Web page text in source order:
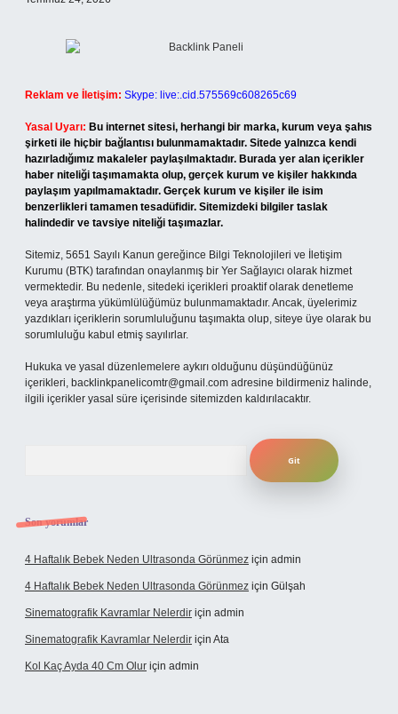
Reklam ve İletişim: Skype: live:.cid.575569c608265c69
Yasal Uyarı: Bu internet sitesi, herhangi bir marka, kurum veya şahıs
şirketi ile hiçbir bağlantısı bulunmamaktadır. Sitede yalnızca kendi
hazırladığımız makaleler paylaşılmaktadır. Burada yer alan içerikler
haber niteliği taşımamakta olup, gerçek kurum ve kişiler hakkında
paylaşım yapılmamaktadır. Gerçek kurum ve kişiler ile isim
benzerlikleri tamamen tesadüfidir. Sitemizdeki bilgiler taslak
halindedir ve tavsiye niteliği taşımazlar.
Sitemiz, 5651 Sayılı Kanun gereğince Bilgi Teknolojileri ve İletişim
Kurumu (BTK) tarafından onaylanmış bir Yer Sağlayıcı olarak hizmet
vermektedir. Bu nedenle, sitedeki içerikleri proaktif olarak denetleme
veya araştırma yükümlülüğümüz bulunmamaktadır. Ancak, üyelerimiz
yazdıkları içeriklerin sorumluluğunu taşımakta olup, siteye üye olarak bu
sorumluluğu kabul etmiş sayılırlar.
Hukuka ve yasal düzenlemelere aykırı olduğunu düşündüğünüz
içerikleri, backlinkpanelicomtr@gmail.com adresine bildirmeniz halinde,
ilgili içerikler yasal süre içerisinde sitemizden kaldırılacaktır.
Son yorumlar
4 Haftalık Bebek Neden Ultrasonda Görünmez için admin
4 Haftalık Bebek Neden Ultrasonda Görünmez için Gülşah
Sinematografik Kavramlar Nelerdir için admin
Sinematografik Kavramlar Nelerdir için Ata
Kol Kaç Ayda 40 Cm Olur için admin